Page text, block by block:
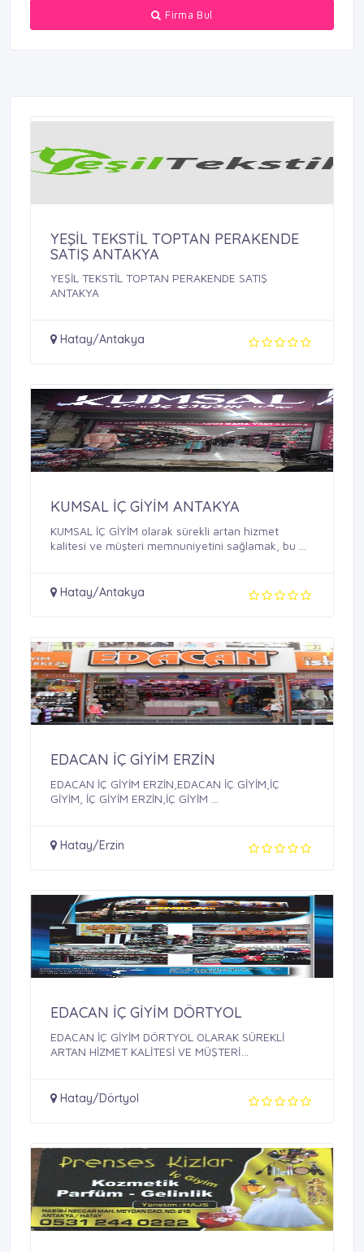
Firma Bul
YEŞİL TEKSTİL TOPTAN PERAKENDE
SATIŞ ANTAKYA
YEŞİL TEKSTİL TOPTAN PERAKENDE SATIŞ
ANTAKYA
Hatay/Antakya
KUMSAL İÇ GİYİM ANTAKYA
KUMSAL İÇ GİYİM olarak sürekli artan hizmet
kalitesi ve müşteri memnuniyetini sağlamak, bu ...
Hatay/Antakya
EDACAN İÇ GİYİM ERZİN
EDACAN İÇ GİYİM ERZİN,EDACAN İÇ GİYİM,İÇ
GİYİM, İÇ GİYİM ERZİN,İÇ GİYİM ...
Hatay/Erzin
EDACAN İÇ GİYİM DÖRTYOL
EDACAN İÇ GİYİM DÖRTYOL OLARAK SÜREKLİ
ARTAN HİZMET KALİTESİ VE MÜŞTERİ
Hatay/Dörtyol